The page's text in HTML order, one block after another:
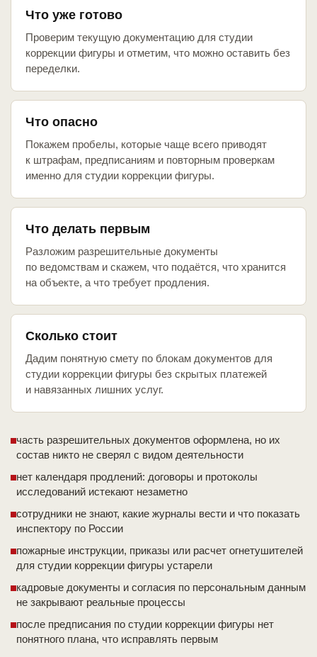
Что уже готово
Проверим текущую документацию для студии
коррекции фигуры и отметим, что можно оставить без
переделки.
Что опасно
Покажем пробелы, которые чаще всего приводят
к штрафам, предписаниям и повторным проверкам
именно для студии коррекции фигуры.
Что делать первым
Разложим разрешительные документы
по ведомствам и скажем, что подаётся, что хранится
на объекте, а что требует продления.
Сколько стоит
Дадим понятную смету по блокам документов для
студии коррекции фигуры без скрытых платежей
и навязанных лишних услуг.
часть разрешительных документов оформлена, но их
состав никто не сверял с видом деятельности
нет календаря продлений: договоры и протоколы
исследований истекают незаметно
сотрудники не знают, какие журналы вести и что показать
инспектору по России
пожарные инструкции, приказы или расчет огнетушителей
для студии коррекции фигуры устарели
кадровые документы и согласия по персональным данным
не закрывают реальные процессы
после предписания по студии коррекции фигуры нет
понятного плана, что исправлять первым